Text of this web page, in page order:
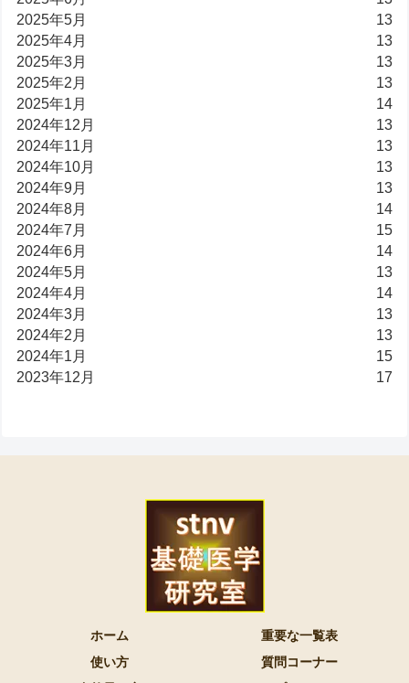
2025年5月
13
2025年4月
13
2025年3月
13
2025年2月
13
2025年1月
14
2024年12月
13
2024年11月
13
2024年10月
13
2024年9月
13
2024年8月
14
2024年7月
15
2024年6月
14
2024年5月
13
2024年4月
14
2024年3月
13
2024年2月
13
2024年1月
15
2023年12月
17
ホーム
重要な一覧表
使い方
質問コーナー